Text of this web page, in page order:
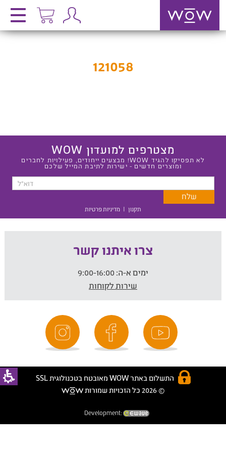
121058
מצטרפים למועדון WOW
לא תפסיקו להגיד WOW! מבצעים ייחודים, פעילויות לחברים
ומוצרים חדשים - ישירות לתיבת המייל שלכם
תקנון | מדיניות פרטיות
צרו איתנו קשר
ימים א-ה:
שירות לקוחות
התשלום באתר WOW מאובטח בטכנולוגית SSL
© 2026 כל הזכויות שמורות
Development: